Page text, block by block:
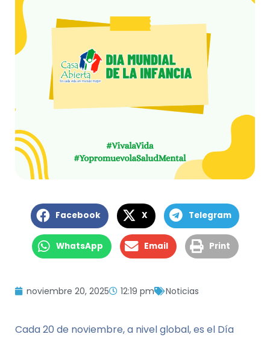
Facebook X Telegram
WhatsApp Email Print
noviembre 20, 2025 12:19 pm Noticias
Cada 20 de noviembre, a nivel global, es el Día